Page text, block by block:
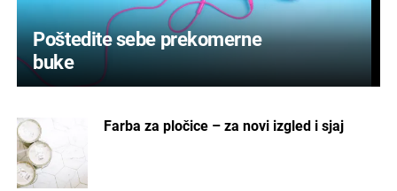
Poštedite sebe prekomerne
buke
Farba za pločice – za novi izgled i sjaj